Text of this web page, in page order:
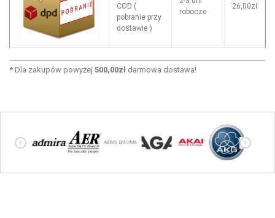
COD (
pobranie przy
dostawie )
robocze
26,00zł
* Dla zakupów powyżej 500,00zł darmowa dostawa!